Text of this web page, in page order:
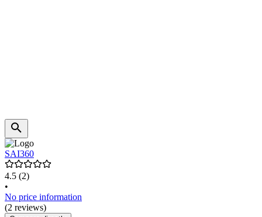
SAI360
4.5 (2)
•
No price information
(2 reviews)